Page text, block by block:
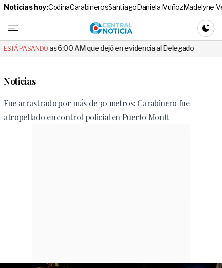
Noticias hoy:CodinaCarabinerosSantiagoDaniela MuñozMadelyne
Central
ESTÁ PASANDO:
las 6:00 AM que dejó en evidencia al Delegado Escándalo
Noticias
Fue arrastrado por más de 30 metros: Carabinero fue
atropellado en control policial en Puerto Montt